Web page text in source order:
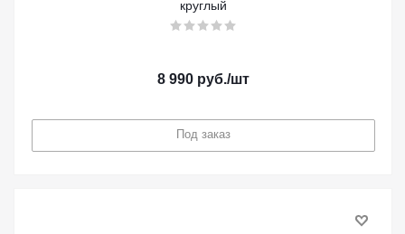
круглый
8 990 руб./шт
Под заказ